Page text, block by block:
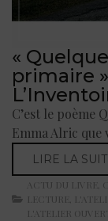
«
primaire
C’est le poème
Emma Alric que
LIRE LA
ACTU DU LIVRE
LECTURE
L'ATELIER